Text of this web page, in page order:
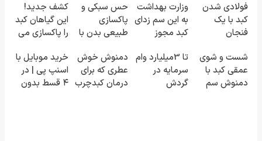
فولادی شدن
کبد با یک
فنجان
زدا
وزارت بهداشت
به این سم زدای
کبد مجوز
داده50%تخفیف
حس سبکی و
پاکسازی
طبیعی بدن با
کبد55%تخفیف
کشف جدید!
این گیاهان کبد
را پاکسازی می
تخفیف ویژه)
شست و شوی
عمقی کبد با
دمنوش سم
تا 3میلیارد وام
سرمایه در
گردش
دمنوش خوش
عطری که برای
درمان کبدچرب
خرید موبایل با
اسنپ پی | در
۴ قسط بدون